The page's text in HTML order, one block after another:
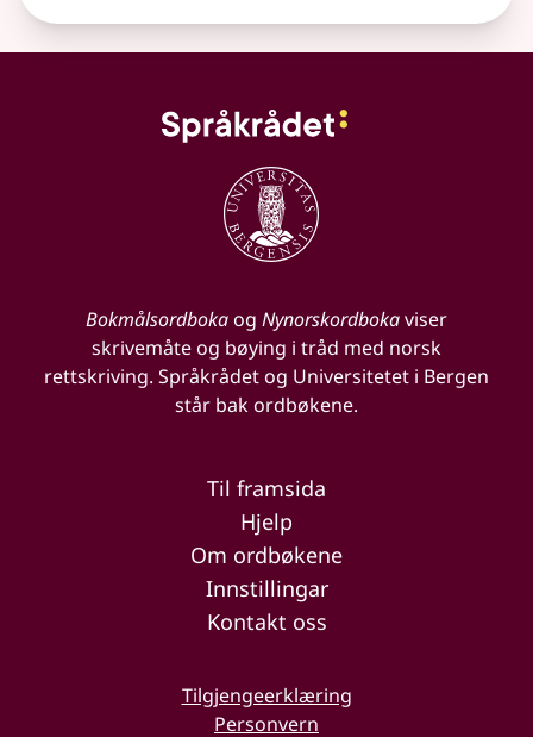
Bokmålsordbokaog Nynorskordbokaviser
skrivemåte og bøying i tråd med norsk
rettskriving. Språkrådet og Universitetet i Bergen
står bak ordbøkene.
Til framsida
Hjelp
Om ordbøkene
Innstillingar
Kontakt oss
Tilgjengeerklæring
Personvern